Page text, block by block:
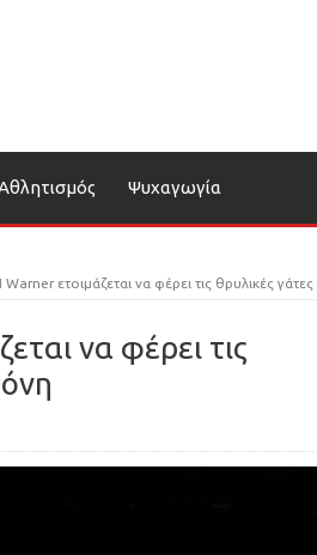
Ψυχαγωγία
ετοιμάζεται να φέρει τις θρυλικές γάτες στη μεγάλη οθόνη
να φέρει τις